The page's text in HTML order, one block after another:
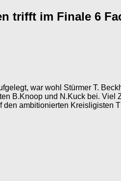
trifft im Finale 6
war wohl Stürmer T.
B.Knoop und N.Kuck bei. Viel
den ambitionierten Kreisligisten